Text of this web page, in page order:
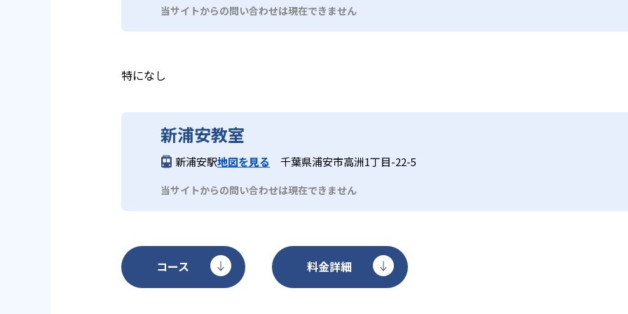
小学4～6年生 論理的思考と自学習習慣の確立
ムにより、「勉強は自分のために行う」という当事者意識と自己管理力を育成し、中学受験やそ
当サイトからの問い合わせは現在できません
特になし
新浦安教室
新浦安駅地図を見る 千葉県浦安市高洲1丁目-22-5
当サイトからの問い合わせは現在できません
コース 料金詳細